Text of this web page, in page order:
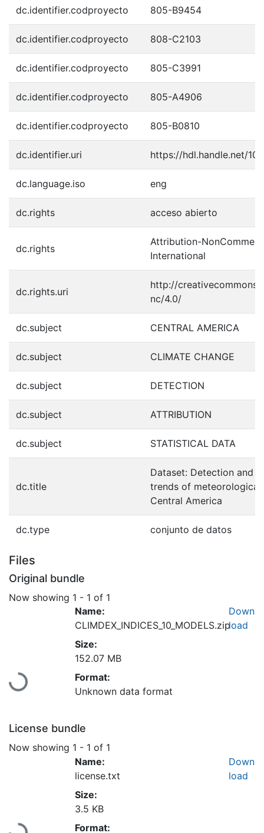
dc.identifier.codproyecto 805-B9454
dc.identifier.codproyecto 808-C2103
dc.identifier.codproyecto 805-C3991
dc.identifier.codproyecto 805-A4906
dc.identifier.codproyecto 805-B0810
dc.identifier.uri https://hdl.handle.net/
dc.language.iso eng
dc.rights acceso abierto
dc.rights
Attribution-
International
dc.rights.uri
http://
nc/4.0/
dc.subject CENTRAL AMERICA
dc.subject CLIMATE CHANGE
dc.subject DETECTION
dc.subject ATTRIBUTION
dc.subject STATISTICAL DATA
dc.title
Dataset: Detection and
trends of meteorological
Central America
dc.type conjunto de datos
Files
Original bundle
Now showing 1 - 1 of 1
Loading...
Name:
CLIMDEX_INDICES_10_MODELS.zip
Size:
152.07 MB
Format:
Unknown data format
Down
load
License bundle
Now showing 1 - 1 of 1
Loading...
Name:
license.txt
Size:
3.5 KB
Format:
Down
load